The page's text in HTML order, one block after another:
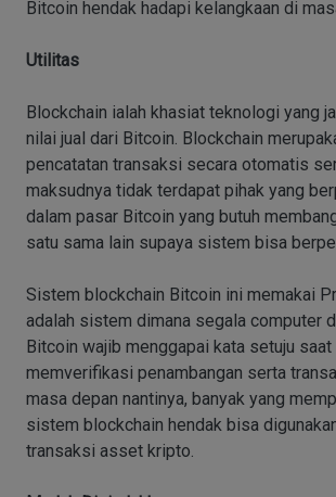
Bitcoin hendak hadapi kelangkaan di
Utilitas
Blockchain ialah khasiat teknologi yang
nilai jual dari Bitcoin. Blockchain
pencatatan transaksi secara otomatis
maksudnya tidak terdapat pihak yang
dalam pasar Bitcoin yang butuh
satu sama lain supaya sistem bisa
Sistem blockchain Bitcoin ini memakai
adalah sistem dimana segala computer
Bitcoin wajib menggapai kata setuju
memverifikasi penambangan serta
masa depan nantinya, banyak yang
sistem blockchain hendak bisa
transaksi asset kripto.